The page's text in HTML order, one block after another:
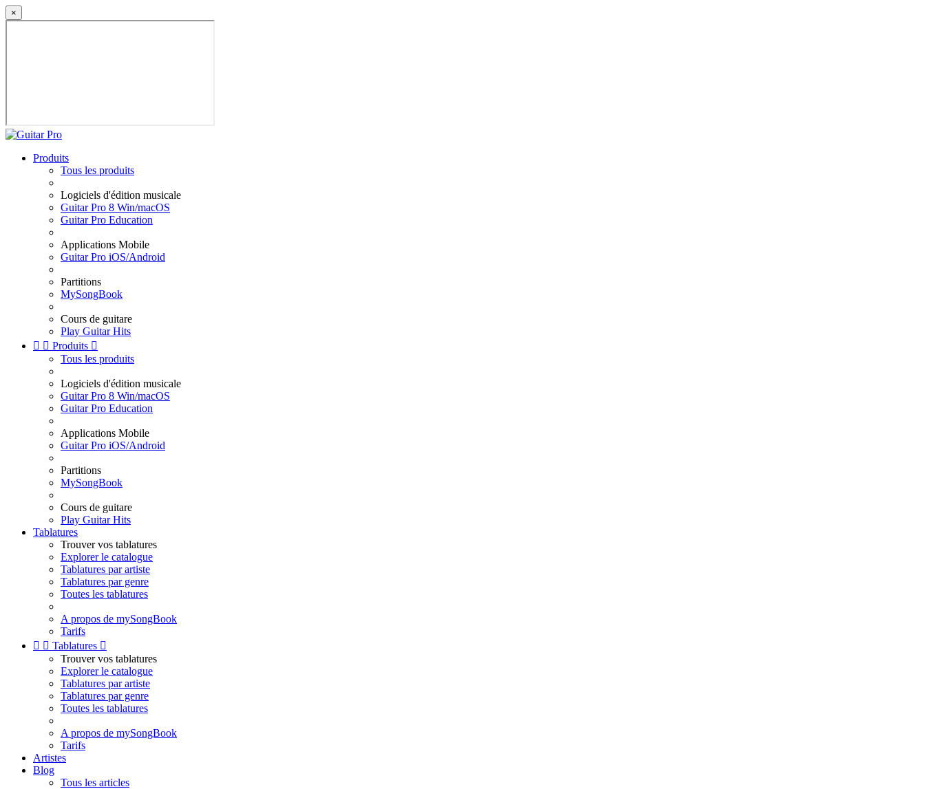
×
Produits
Tous les produits
Logiciels d'édition musicale
Guitar Pro 8 Win/macOS
Guitar Pro Education
Applications Mobile
Guitar Pro iOS/Android
Partitions
MySongBook
Cours de guitare
Play Guitar Hits
  Produits 
Tous les produits
Logiciels d'édition musicale
Guitar Pro 8 Win/macOS
Guitar Pro Education
Applications Mobile
Guitar Pro iOS/Android
Partitions
MySongBook
Cours de guitare
Play Guitar Hits
Tablatures
Trouver vos tablatures
Explorer le catalogue
Tablatures par artiste
Tablatures par genre
Toutes les tablatures
A propos de mySongBook
Tarifs
  Tablatures 
Trouver vos tablatures
Explorer le catalogue
Tablatures par artiste
Tablatures par genre
Toutes les tablatures
A propos de mySongBook
Tarifs
Artistes
Blog
Tous les articles